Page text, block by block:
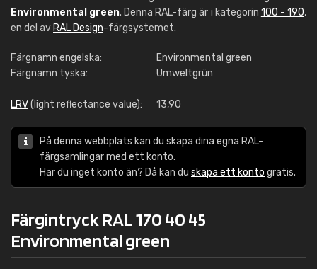
Environmental green. Denna RAL-färg är i kategorin 100 - 190,
en del av RAL Design-färgsystemet.
Färgnamn engelska:
Environmental green
Färgnamn tyska:
Umweltgrün
LRV(light reflectance value): 13,90
På denna webbplats kan du skapa dina egna RAL-
färgsamlingar med ett konto.
Har du inget konto än? Då kan du skapa ett konto gratis.
Färgintryck RAL 170 40 45
Environmental green